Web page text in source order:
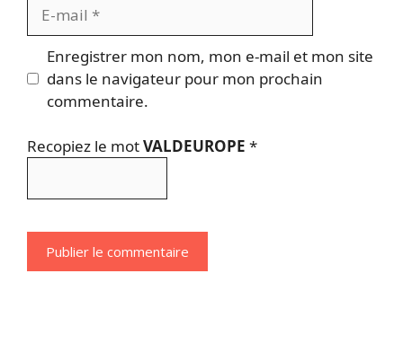
mail
Enregistrer mon nom, mon e-mail et mon site
dans le navigateur pour mon prochain
commentaire.
Recopiez le motVALDEUROPE *